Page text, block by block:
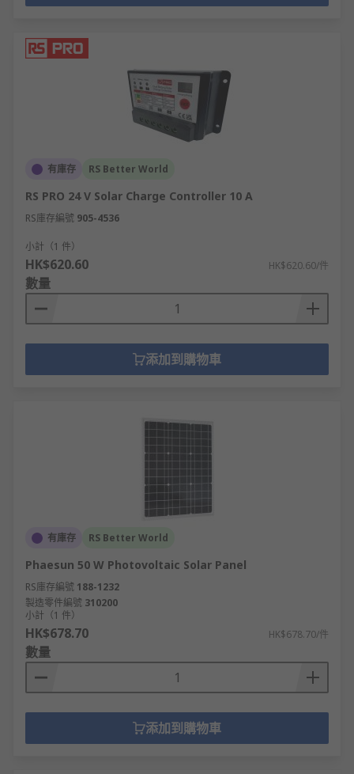
有庫存 RS Better World
RS PRO 24 V Solar Charge Controller 10 A
RS庫存編號 905-4536
小計（1 件）
HK$620.60 HK$620.60/件
數量
添加到購物車
有庫存 RS Better World
Phaesun 50 W Photovoltaic Solar Panel
RS庫存編號 188-1232
製造零件編號 310200
小計（1 件）
HK$678.70 HK$678.70/件
數量
添加到購物車